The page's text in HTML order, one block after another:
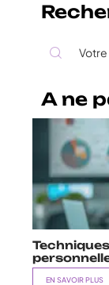
A ne
EN SAVOIR PLUS